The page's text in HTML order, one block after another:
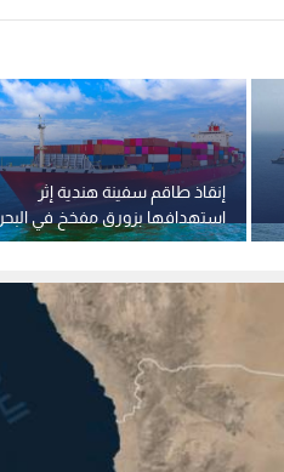
إنقاذ طاقم سفينة هندية إثر
استهدافها بزورق مفخخ في البحر
الأحمر